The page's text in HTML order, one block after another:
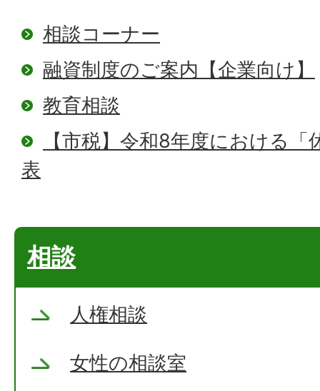
相談コーナー
融資制度のご案内【企業向け】
教育相談
【市税】令和8年度における
表
相談
人権相談
女性の相談室